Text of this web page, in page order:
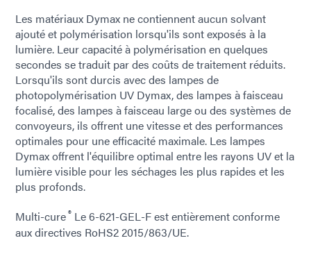
Les matériaux Dymax ne contiennent aucun solvant
ajouté et polymérisation lorsqu'ils sont exposés à la
lumière. Leur capacité à polymérisation en quelques
secondes se traduit par des coûts de traitement réduits.
Lorsqu'ils sont durcis avec des lampes de
photopolymérisation UV Dymax, des lampes à faisceau
focalisé, des lampes à faisceau large ou des systèmes de
convoyeurs, ils offrent une vitesse et des performances
optimales pour une efficacité maximale. Les lampes
Dymax offrent l'équilibre optimal entre les rayons UV et la
lumière visible pour les séchages les plus rapides et les
plus profonds.
Multi-cure® Le 6-621-GEL-F est entièrement conforme
aux directives RoHS2 2015/863/UE.